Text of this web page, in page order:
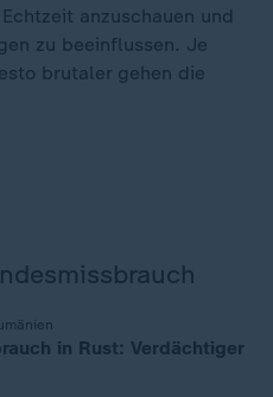
anzuschauen und
zu beeinflussen. Je
brutaler gehen die
in Rust: Verdächtiger